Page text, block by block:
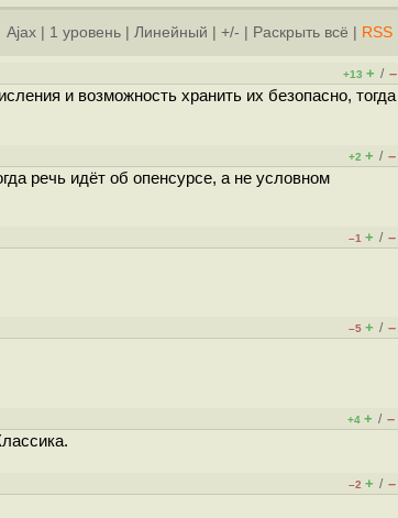
Ajax 1 уровень Линейный +/- Раскрыть всё RSS
+13 + / –
и возможность хранить их безопасно, тогда
+2 + / –
речь идёт об опенсурсе, а не условном
–1 + / –
–5 + / –
+4 + / –
–2 + / –